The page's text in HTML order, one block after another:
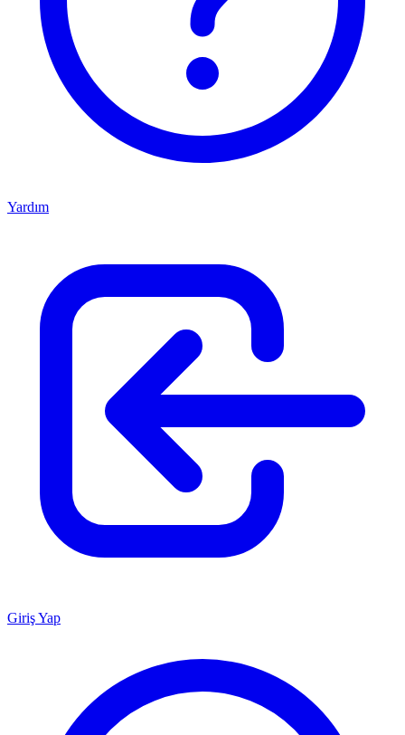
Yardım
Giriş Yap